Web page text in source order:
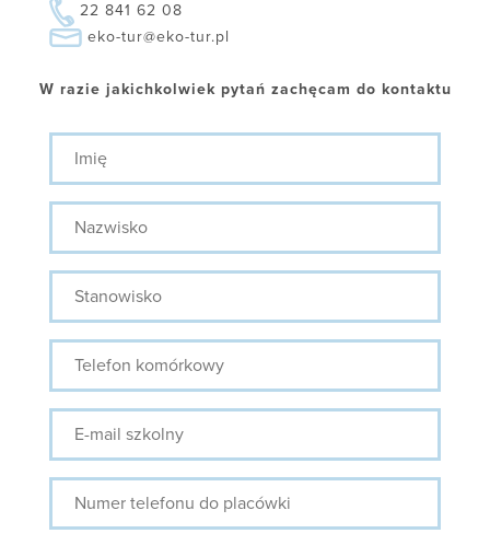
22 841 62 08
eko-tur@eko-tur.pl
W razie jakichkolwiek pytań zachęcam do kontaktu
Imię
Nazwisko
Stanowisko
Telefon
komórkowy
E-
mail
szkolny
Numer
telefonu
do